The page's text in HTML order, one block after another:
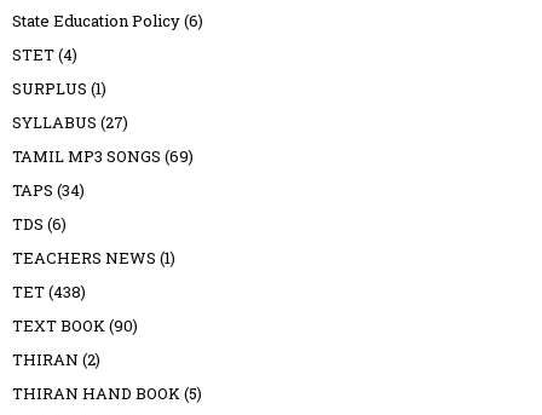
State Education Policy(6)
STET(4)
SURPLUS (1)
SYLLABUS (27)
TAMIL MP3 SONGS (69)
TAPS (34)
TDS (6)
TEACHERS NEWS (1)
TET(438)
TEXT BOOK(90)
THIRAN (2)
THIRAN HAND BOOK(5)